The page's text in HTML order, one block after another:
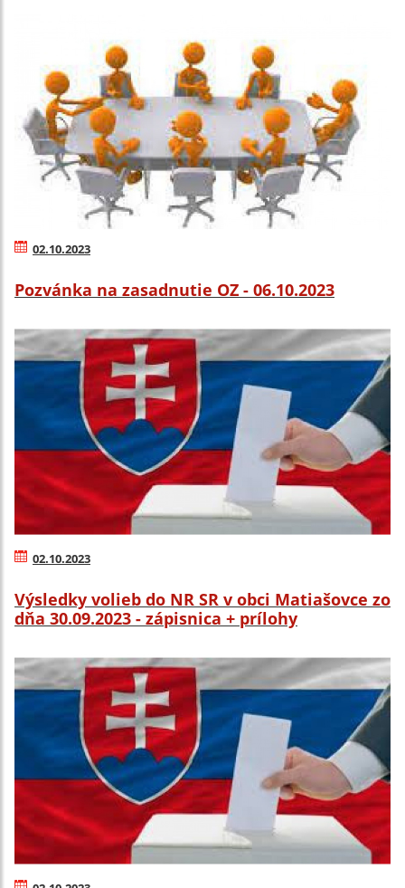
02.10.2023
Pozvánka na zasadnutie OZ - 06.10.2023
02.10.2023
Výsledky volieb do NR SR v obci Matiašovce zo
dňa 30.09.2023 - zápisnica + prílohy